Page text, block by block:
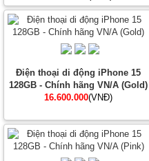
Điện thoại di động iPhone 15
128GB - Chính hãng VN/A (Gold)
16.600.000(VNĐ)